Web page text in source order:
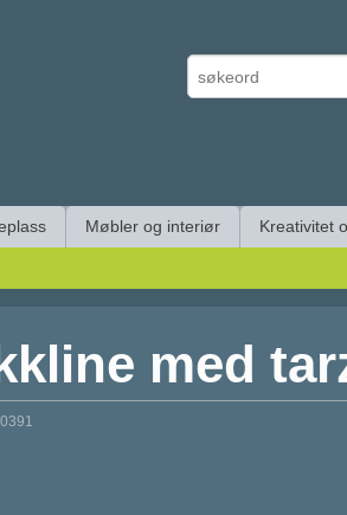
Møbler og interiør Kreativitet
med